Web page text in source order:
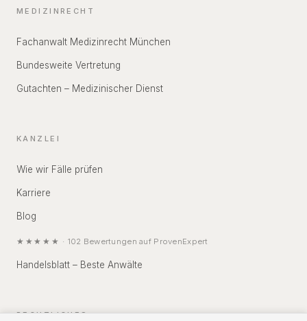
MEDIZINRECHT
Fachanwalt Medizinrecht München
Bundesweite Vertretung
Gutachten – Medizinischer Dienst
KANZLEI
Wie wir Fälle prüfen
Karriere
Blog
★★★★★ · 102 Bewertungen auf ProvenExpert
Handelsblatt – Beste Anwälte
RECHTLICHES